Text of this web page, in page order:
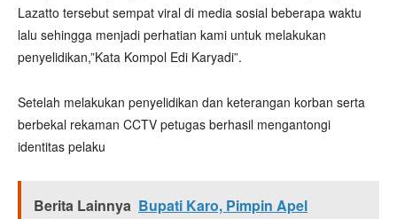
Lazatto tersebut sempat viral di media sosial beberapa waktu
lalu sehingga menjadi perhatian kami untuk melakukan
penyelidikan,”Kata Kompol Edi Karyadi”.
Setelah melakukan penyelidikan dan keterangan korban serta
berbekal rekaman CCTV petugas berhasil mengantongi
identitas pelaku
Berita Lainnya Bupati Karo, Pimpin Apel